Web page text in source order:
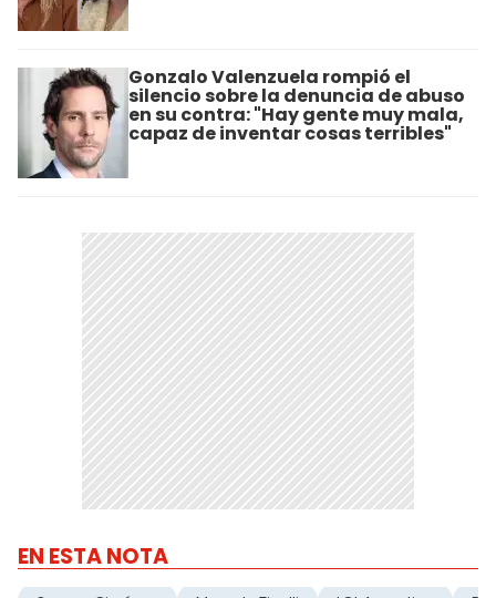
Gonzalo Valenzuela rompió el
silencio sobre la denuncia de abuso
en su contra: "Hay gente muy mala,
capaz de inventar cosas terribles"
EN ESTA NOTA